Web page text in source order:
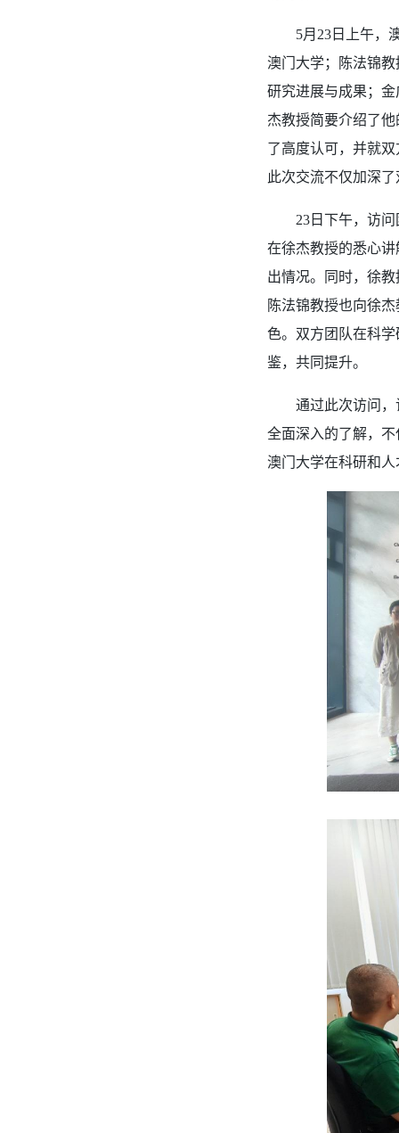
5月23日上午，
澳门大学；陈法锦
研究进展与成果；
杰教授简要介绍了
了高度认可，并就双
此次交流不仅加深
23日下午，访
在徐杰教授的悉心
出情况。同时，徐
陈法锦教授也向徐
色。双方团队在科
鉴，共同提升。
通过此次访问，
全面深入的了解， 不
澳门大学在科研和